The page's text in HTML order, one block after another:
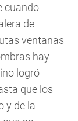
cuando
de
ventanas
hay
logró
que los
y de la